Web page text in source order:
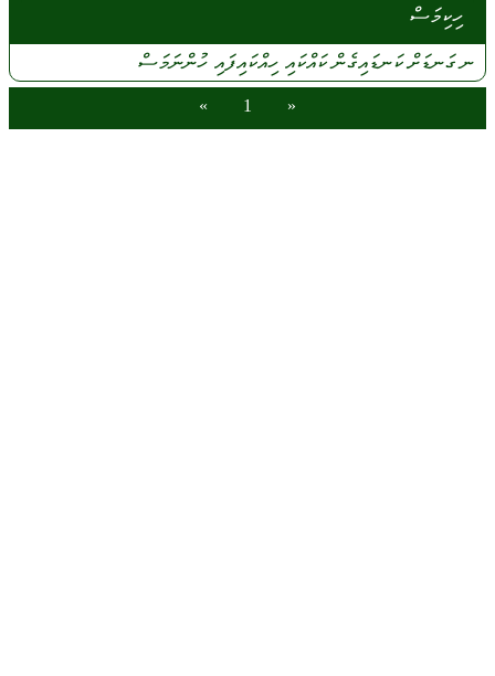
ހިކިމަސް
ނގަނޑަށްކަނޑައިގެންކައްކައި ހިއްކައިފައި ހުންނަމަސް
«
1
»